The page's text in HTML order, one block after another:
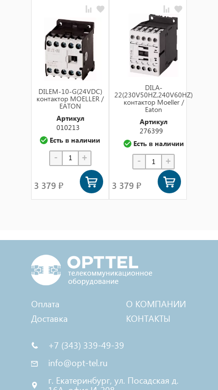
DILEM-10-G(24VDC)
контактор MOELLER /
EATON
Артикул
010213
Есть в наличии
- +
3 379 ₽
DILA-
22(230V50HZ,240V60HZ)
контактор Moeller /
Eaton
Артикул
276399
Есть в наличии
- +
3 379 ₽
Оплата
Доставка
О КОМПАНИИ
КОНТАКТЫ
+7 (343) 339-49-39
info@opt-tel.ru
г. Екатеринбург, ул. Посадская д.